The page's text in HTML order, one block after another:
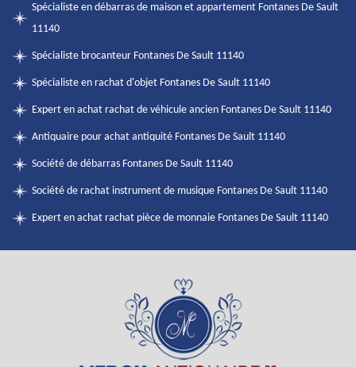
Spécialiste en débarras de maison et appartement Fontanes De Sault
11140
Spécialiste brocanteur Fontanes De Sault 11140
Spécialiste en rachat d'objet Fontanes De Sault 11140
Expert en achat rachat de véhicule ancien Fontanes De Sault 11140
Antiquaire pour achat antiquité Fontanes De Sault 11140
Société de débarras Fontanes De Sault 11140
Société de rachat instrument de musique Fontanes De Sault 11140
Expert en achat rachat pièce de monnaie Fontanes De Sault 11140